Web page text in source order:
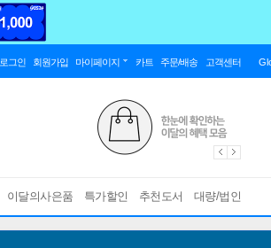
로그인 회원가입 마이페이지 카트 주문/배송 고객센터
이달의사은품 특가할인 추천도서 대량/법인